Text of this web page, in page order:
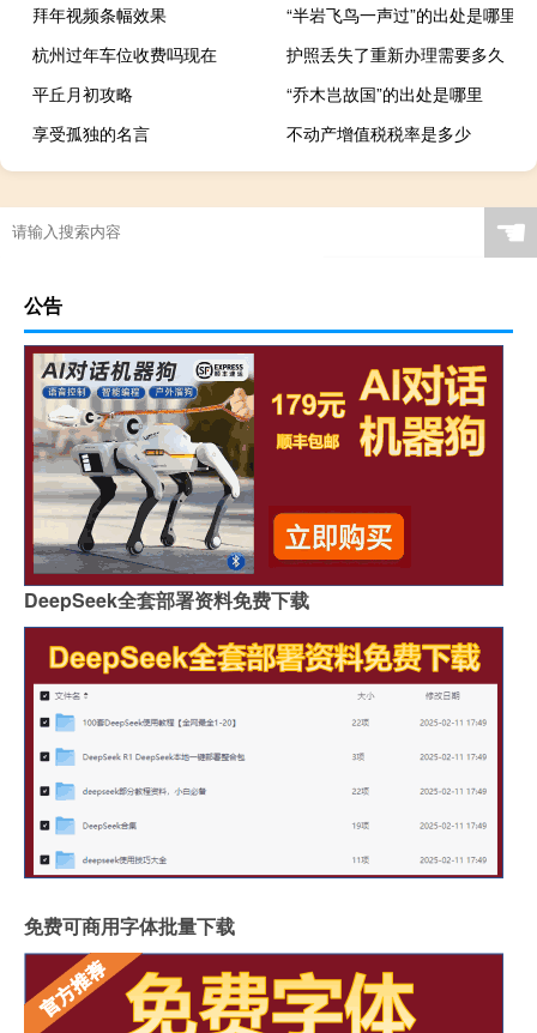
拜年视频条幅效果
“半岩飞鸟一声过”的出处是哪里
杭州过年车位收费吗现在
护照丢失了重新办理需要多久
平丘月初攻略
“乔木岂故国”的出处是哪里
享受孤独的名言
不动产增值税税率是多少
☚
公告
DeepSeek全套部署资料免费下载
免费可商用字体批量下载